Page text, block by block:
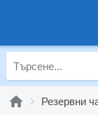
Резервни